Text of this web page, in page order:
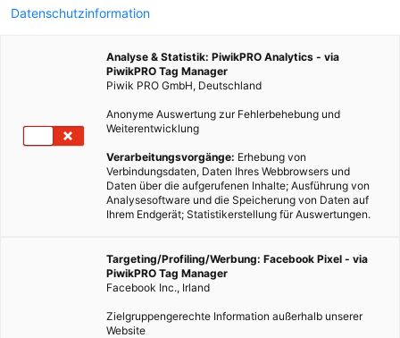
Datenschutzinformation
Analyse & Statistik: PiwikPRO Analytics - via
PiwikPRO Tag Manager
Piwik PRO GmbH, Deutschland
Anonyme Auswertung zur Fehlerbehebung und
Weiterentwicklung
Verarbeitungsvorgänge: Erhebung von
Verbindungsdaten, Daten Ihres Webbrowsers und
Daten über die aufgerufenen Inhalte; Ausführung von
Analysesoftware und die Speicherung von Daten auf
Ihrem Endgerät; Statistikerstellung für Auswertungen.
Targeting/Profiling/Werbung: Facebook Pixel - via
PiwikPRO Tag Manager
Facebook Inc., Irland
Zielgruppengerechte Information außerhalb unserer
Website